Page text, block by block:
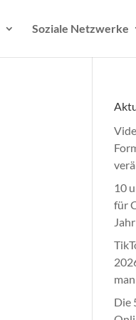
Soziale Netzwerke
10
für
Die